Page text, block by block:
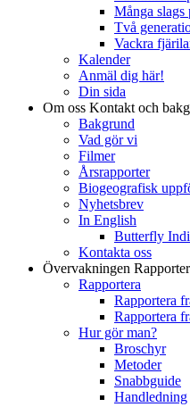
Många slags
Två
Vackra
Kalender
Anmäl dig här!
Din sida
Om oss Kontakt och
Bakgrund
Vad gör vi
Filmer
Årsrapporter
Biogeografisk
Nyhetsbrev
In English
Butterfly
Kontakta oss
Övervakningen
Rapportera
Rapportera
Rapportera
Hur gör man?
Broschyr
Metoder
Snabbguide
Handledning